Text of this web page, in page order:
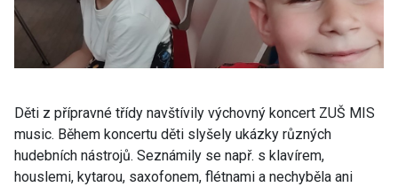
Děti z přípravné třídy navštívily výchovný koncert ZUŠ MIS
music. Během koncertu děti slyšely ukázky různých
hudebních nástrojů. Seznámily se např. s klavírem,
houslemi, kytarou, saxofonem, flétnami a nechyběla ani